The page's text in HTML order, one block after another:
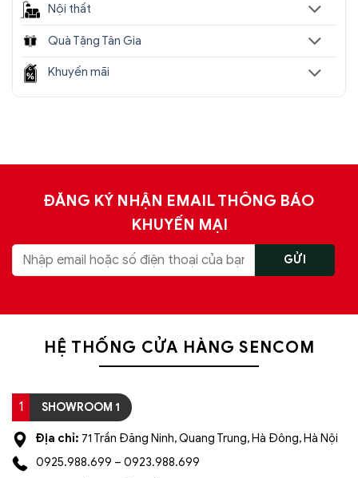
Nội thất
Quà Tặng Tân Gia
Khuyến mãi
ĐĂNG KÝ NHẬN EMAIL THÔNG BÁO
KHUYẾN MẠI
HỆ THỐNG CỬA HÀNG SENCOM
1 SHOWROOM 1
Địa chỉ: 71 Trần Đăng Ninh, Quang Trung, Hà Đông, Hà Nội
0925.988.699 – 0923.988.699